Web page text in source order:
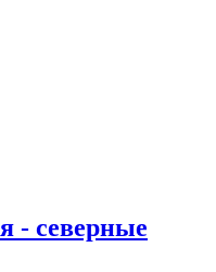
- северные